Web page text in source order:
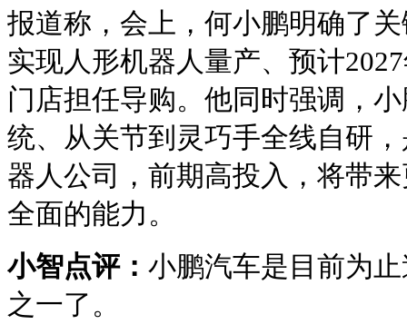
报道称，会上，何小鹏明确了
实现人形机器人量产、预计
门店担任导购。他同时强调，
统、从关节到灵巧手全线自研
器人公司，前期高投入，将带
全面的能力。
小智点评： 小鹏汽车是目前为
之一了。